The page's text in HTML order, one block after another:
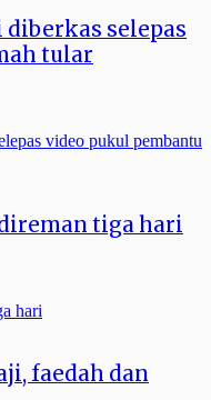
selepas
tular
tiga hari
faedah dan